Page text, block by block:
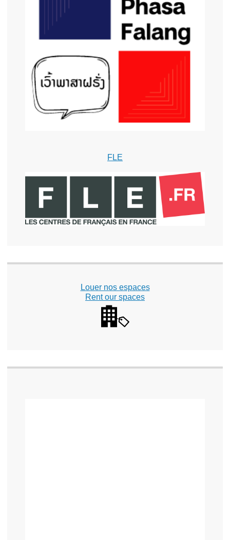
FLE
Louer nos espaces
Rent our spaces